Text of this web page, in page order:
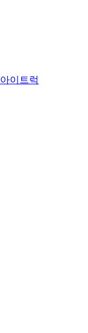
아이트럭